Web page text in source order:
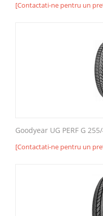
[Contactati-ne pentru un
Goodyear UG PERF G
[Contactati-ne pentru un